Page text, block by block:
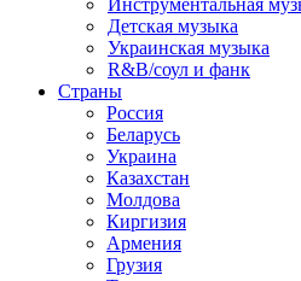
Инструментальная
Детская музыка
Украинская музыка
R&B/cоул и фанк
Страны
Россия
Беларусь
Украина
Казахстан
Молдова
Киргизия
Армения
Грузия